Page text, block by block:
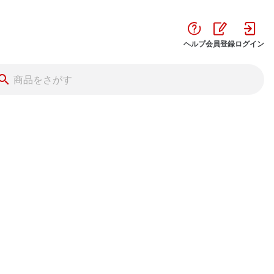
ヘルプ会員登録ログイン